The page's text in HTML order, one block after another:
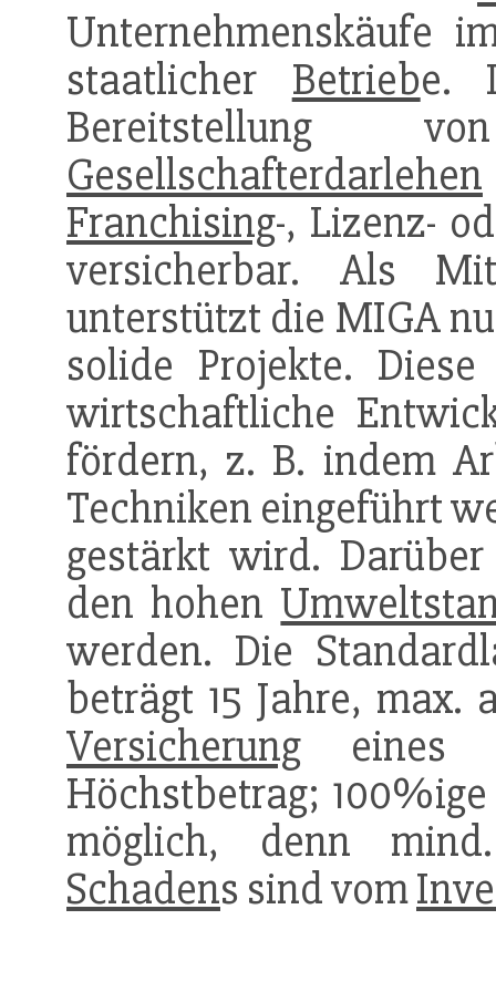
Unternehmenskäufe
staatlicher Betriebe.
Bereitstellung
Gesellschafterdarlehen
Franchising-, Lizenz-
versicherbar. Als
unterstützt die MIGA
solide Projekte.
wirtschaftliche
fördern, z. B. indem
Techniken eingeführt
gestärkt wird.
den hohen
werden. Die
beträgt 15 Jahre, max.
Versicherung eines
Höchstbetrag;
möglich, denn
Schadens sind vom